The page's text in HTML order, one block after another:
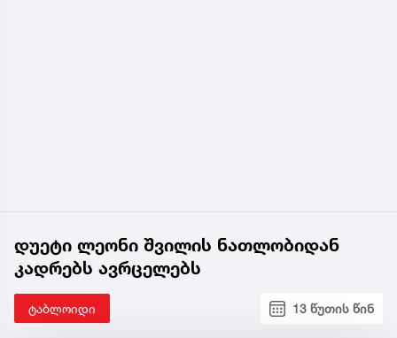
დუეტი ლეონი შვილის ნათლობიდან
კადრებს ავრცელებს
ტაბლოიდი 13 წუთის წინ